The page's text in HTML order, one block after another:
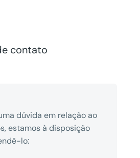
contato
dúvida em relação ao
estamos à disposição
lo: